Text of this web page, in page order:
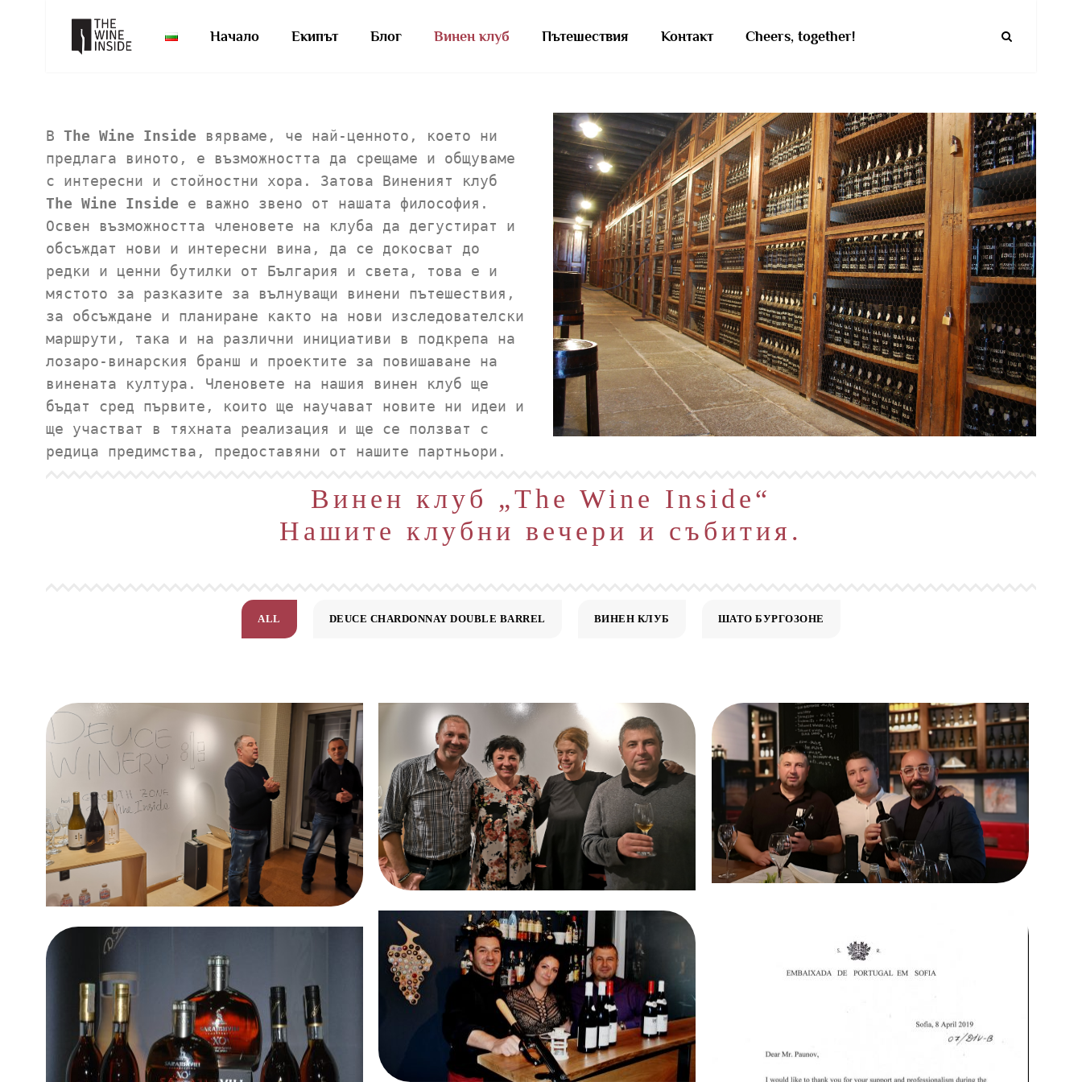
Начало Екипът Блог Винен клуб Пътешествия Контакт Cheers, together!
В The Wine Inside вярваме, че най-ценното, което ни
предлага виното, е възможността да срещаме и общуваме
с интересни и стойностни хора. Затова Виненият клуб
The Wine Inside е важно звено от нашата философия.
Освен възможността членовете на клуба да дегустират и
обсъждат нови и интересни вина, да се докосват до
редки и ценни бутилки от България и света, това е и
мястото за разказите за вълнуващи винени пътешествия,
за обсъждане и планиране както на нови изследователски
маршрути, така и на различни инициативи в подкрепа на
лозаро-винарския бранш и проектите за повишаване на
винената култура. Членовете на нашия винен клуб ще
бъдат сред първите, които ще научават новите ни идеи и
ще участват в тяхната реализация и ще се ползват с
редица предимства, предоставяни от нашите партньори.
Винен клуб „The Wine Inside“
Нашите клубни вечери и събития.
ALL DEUCE CHARDONNAY DOUBLE BARREL ВИНЕН КЛУБ ШАТО БУРГОЗОНЕ
DEUCE WINERY: БЯЛАТА
ЛЯСТОВИЦА!
Винен клуб
КЛУБНА ВЕЧЕР С
„БОРОВИЦА“ –
„ОРАНЖЕВИТЕ“ ПИОНЕРИ!
Винен клуб
The Wine Inside и
„Винпром Свищов“
представят: Създателите
на Imperium
Винен клуб
„Непознатата Бургундия“
– само за ценители!
Винен клуб
Грузински разкази
Винен клуб